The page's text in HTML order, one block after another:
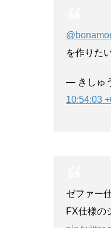
を作りた
— きしゅ
10:54:03
ゼファー
FX仕様の